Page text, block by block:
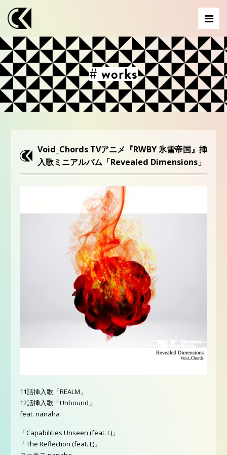
# works
Void_Chords TVアニメ『RWBY 氷雪帝国』挿
入歌ミニアルバム「Revealed Dimensions」
11話挿入歌「REALM」
12話挿入歌「Unbound」
feat. nanaha
「Capabilities Unseen (feat. L)」
「The Reflection (feat. L)」